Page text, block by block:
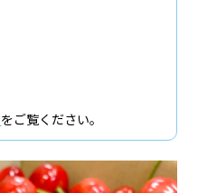
をご覧ください。